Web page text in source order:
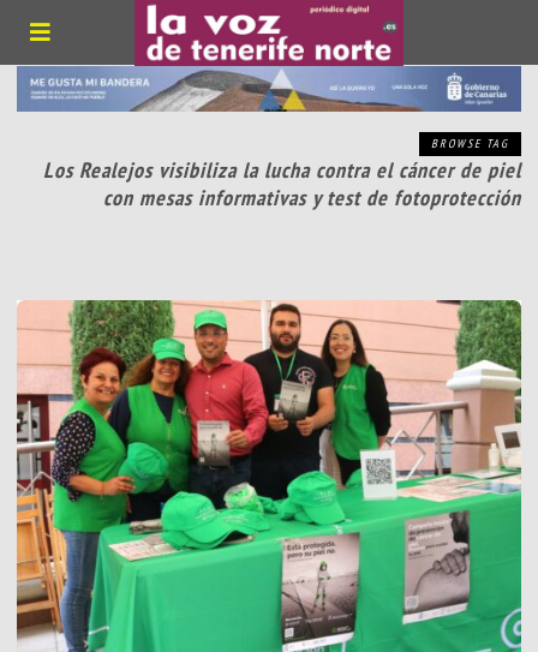
BROWSE TAG
Los Realejos visibiliza la lucha contra el cáncer de piel
con mesas informativas y test de fotoprotección